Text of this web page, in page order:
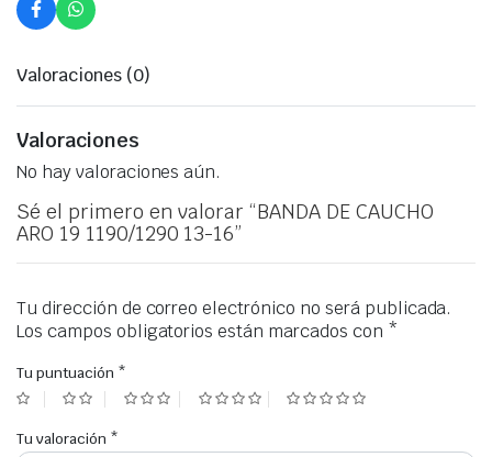
Valoraciones (0)
Valoraciones
No hay valoraciones aún.
Sé el primero en valorar “BANDA DE CAUCHO
ARO 19 1190/1290 13-16”
Tu dirección de correo electrónico no será publicada.
Los campos obligatorios están marcados con *
Tu puntuación *
Tu valoración *